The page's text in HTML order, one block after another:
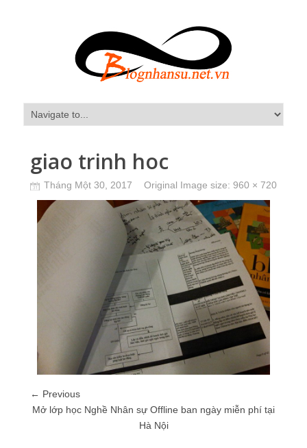
giao trinh hoc
Tháng Một 30, 2017 Original Image size: 960 × 720
← Previous
Mở lớp học Nghề Nhân sự Offline ban ngày miễn phí tại
Hà Nội